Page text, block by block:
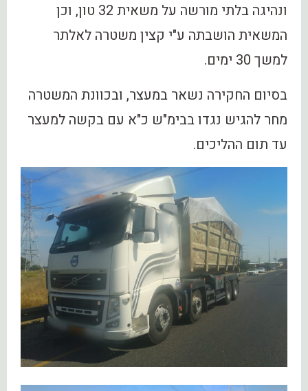
ונהיגה בלתי מורשה על משאית 32 טון, וכן
המשאית הושבתה ע"י קצין משטרה לאלתר
למשך 30 ימים.
בסיום החקירה נשאר במעצר, ובכוונת המשטרה
מחר להגיש נגדו בבימ"ש כ"א עם בקשה למעצר
עד תום ההליכים.